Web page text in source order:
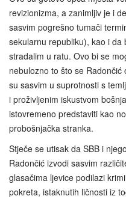
revizionizma, a zanimljiv je i
sasvim pogrešno tumači
sekularnu republiku), kao i
stradalim u ratu. Ovo bi se
nebulozno to što se
su sasvim u suprotnosti s
i proživljenim iskustvom
istovremeno predstaviti kao
probošnjačka stranka.
Stječe se utisak da SBB i
Radončić izvodi sasvim
glasačima ljevice podilazi
pokreta, istaknutih ličnosti iz